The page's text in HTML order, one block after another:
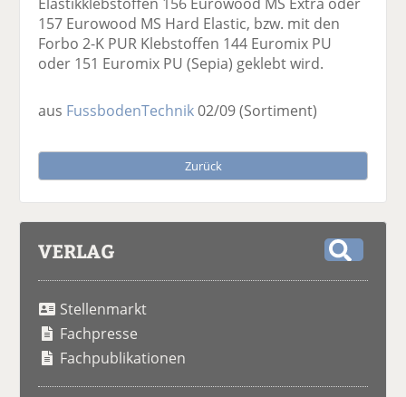
157 Eurowood MS Hard Elastic, bzw. mit den
Forbo 2-K PUR Klebstoffen 144 Euromix PU
oder 151 Euromix PU (Sepia) geklebt wird.
aus FussbodenTechnik02/09(Sortiment)
Zurück
VERLAG
Stellenmarkt
Fachpresse
Fachpublikationen